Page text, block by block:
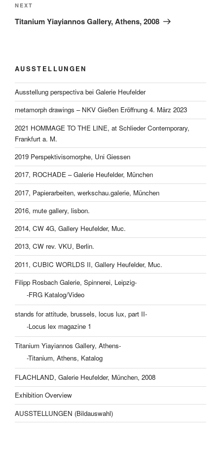
Next
Post
NEXT
Titanium Yiayiannos Gallery, Athens, 2008
AUSSTELLUNGEN
Ausstellung perspectiva bei Galerie Heufelder
metamorph drawings – NKV Gießen Eröffnung 4. März 2023
2021 HOMMAGE TO THE LINE, at Schlieder Contemporary,
Frankfurt a. M.
2019 Perspektivisomorphe, Uni Giessen
2017, ROCHADE – Galerie Heufelder, München
2017, Papierarbeiten, werkschau.galerie, München
2016, mute gallery, lisbon.
2014, CW 4G, Gallery Heufelder, Muc.
2013, CW rev. VKU, Berlin.
2011, CUBIC WORLDS II, Gallery Heufelder, Muc.
Filipp Rosbach Galerie, Spinnerei, Leipzig-
-FRG Katalog/Video
stands for attitude, brussels, locus lux, part II-
-Locus lex magazine 1
Titanium Yiayiannos Gallery, Athens-
-Titanium, Athens, Katalog
FLACHLAND, Galerie Heufelder, München, 2008
Exhibition Overview
AUSSTELLUNGEN (Bildauswahl)